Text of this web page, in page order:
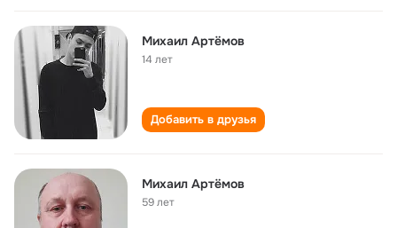
Михаил Артёмов
14 лет
Добавить в друзья
Михаил Артёмов
59 лет